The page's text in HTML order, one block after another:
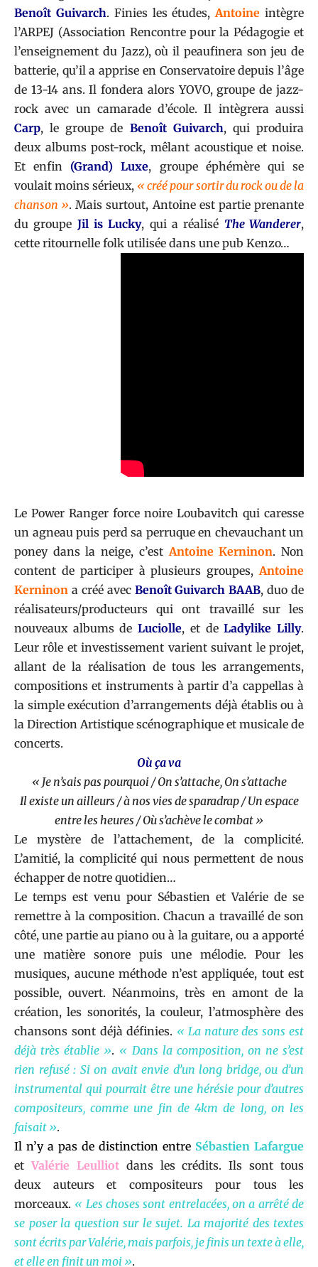
Benoît Guivarch. Finies les études,Antoine intègre
l’ARPEJ (Association Rencontre pour la Pédagogie et
l’enseignement du Jazz), où il peaufinera son jeu de
batterie, qu’il a apprise en Conservatoire depuis l’âge
de 13-14 ans. Il fondera alors YOVO, groupe de jazz-
rock avec un camarade d’école. Il intègrera aussi
Carp, le groupe de Benoît Guivarch, qui produira
deux albums post-rock, mêlant acoustique et noise.
Et enfin (Grand) Luxe, groupe éphémère qui se
voulait moins sérieux, « créé pour sortir du rock ou de la
chanson ». Mais surtout, Antoine est partie prenante
du groupe Jil is Lucky, qui a réalisé The Wanderer,
cette ritournelle folk utilisée dans une pub Kenzo…
Le Power Ranger force noire Loubavitch qui caresse
un agneau puis perd sa perruque en chevauchant un
poney dans la neige, c’est Antoine Kerninon. Non
content de participer à plusieurs groupes, Antoine
Kerninon a créé avec Benoît Guivarch BAAB, duo de
réalisateurs/producteurs qui ont travaillé sur les
nouveaux albums deLuciolle, et deLadylike Lilly.
Leur rôle et investissement varient suivant le projet,
allant de la réalisation de tous les arrangements,
compositions et instruments à partir d’a cappellas à
la simple exécution d’arrangements déjà établis ou à
la Direction Artistique scénographique et musicale de
concerts.
Où ça va
« Je n’sais pas pourquoi / On s’attache, On s’attache
Il existe un ailleurs / à nos vies de sparadrap / Un espace
entre les heures / Où s’achève le combat »
Le mystère de l’attachement, de la complicité.
L’amitié, la complicité qui nous permettent de nous
échapper de notre quotidien…
Le temps est venu pour Sébastien et Valérie de se
remettre à la composition. Chacun a travaillé de son
côté, une partie au piano ou à la guitare, ou a apporté
une matière sonore puis une mélodie. Pour les
musiques, aucune méthode n’est appliquée, tout est
possible, ouvert. Néanmoins, très en amont de la
création, les sonorités, la couleur, l’atmosphère des
chansons sont déjà définies. « La nature des sons est
déjà très établie ». « Dans la composition, on ne s’est
rien refusé : Si on avait envie d’un long bridge, ou d’un
instrumental qui pourrait être une hérésie pour d’autres
compositeurs, comme une fin de 4km de long, on les
faisait ».
Il n’y a pas de distinction entre Sébastien Lafargue
etValérie Leulliotdans les crédits. Ils sont tous
deux auteurs et compositeurs pour tous les
morceaux. « Les choses sont entrelacées, on a arrêté de
se poser la question sur le sujet. La majorité des textes
sont écrits par Valérie, mais parfois, je finis un texte à elle,
et elle en finit un moi ».